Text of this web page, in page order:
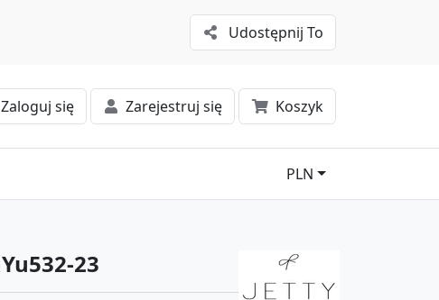
Udostępnij To
Zaloguj się Zarejestruj się Koszyk
PLN
23